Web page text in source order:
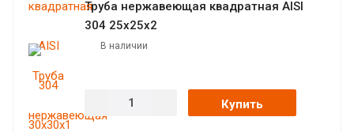
Труба нержавеющая квадратная AISI
304 25х25х2
В наличии
Купить